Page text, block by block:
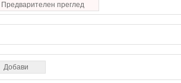
Предварителен преглед